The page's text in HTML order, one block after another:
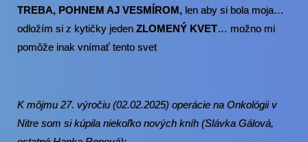
TREBA, POHNEM AJ VESMÍROM, len aby si bola moja…
odložím si z kytičky jeden ZLOMENÝ KVET… možno mi
pomôže inak vnímať tento svet
K môjmu 27. výročiu (02.02.2025) operácie na Onkológii v
Nitre som si kúpila niekoľko nových kníh (Slávka Gálová,